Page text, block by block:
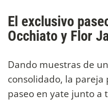
El exclusivo
Occhiato y Flor
Dando muestras de
consolidado, la
paseo en yate junto a